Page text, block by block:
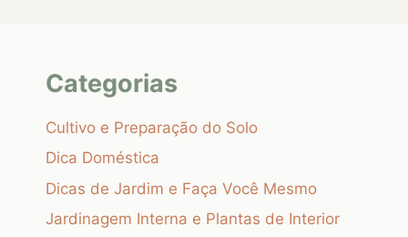
Categorias
Cultivo e Preparação do Solo
Dica Doméstica
Dicas de Jardim e Faça Você Mesmo
Jardinagem Interna e Plantas de Interior